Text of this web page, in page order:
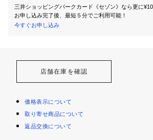
三井ショッピングパークカード《セゾン》なら更に
お申し込み完了後、最短５分でご利用可能！
今すぐお申し込み
店舗在庫を確認
価格表示について
取り寄せ商品について
返品交換について